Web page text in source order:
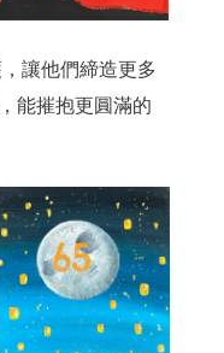
讓他們締造更多
能摧抱更圓滿的